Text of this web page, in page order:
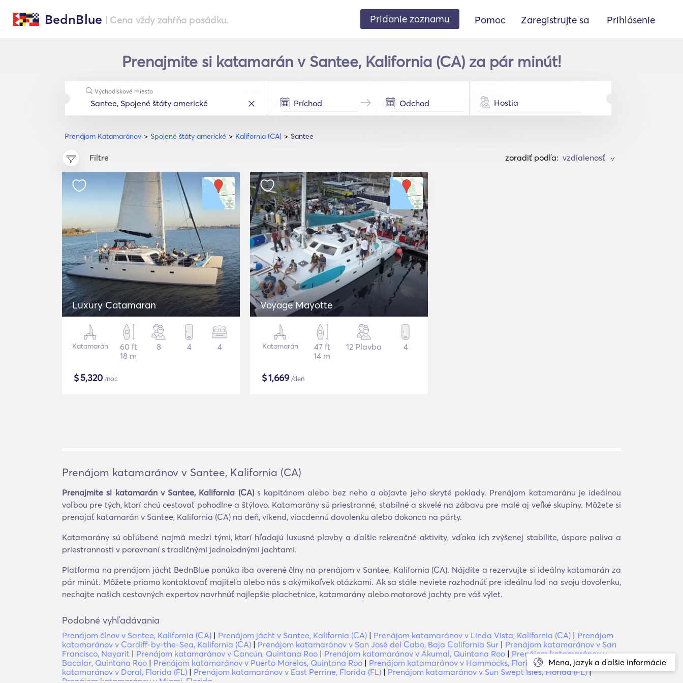
BednBlue | Cena vždy zahŕňa posádku. Pridanie zoznamu Pomoc Zaregistrujte sa Prihlásenie
Prenajmite si katamarán v Santee, Kalifornia (CA) za pár minút!
Prenájom Katamaránov Spojené štáty americké Kalifornia (CA) Santee
Východiskové miesto
Hostia
Filtre zoradiť podľa: >
Luxury Catamaran
Katamarán
60 ft
18 m
8 4 4
$5,320 /noc
Voyage Mayotte
Katamarán
47 ft
14 m
12 Plavba 4
$1,669/deň
Mena, jazyk a ďalšie informácie
Prenájom katamaránov v Santee, Kalifornia (CA)
Prenajmite si katamarán v Santee, Kalifornia (CA)s kapitánom alebo bez neho a objavte jeho skryté poklady. Prenájom katamaránu je ideálnou
voľbou pre tých, ktorí chcú cestovať pohodlne a štýlovo. Katamarány sú priestranné, stabilné a skvelé na zábavu pre malé aj veľké skupiny. Môžete si
prenajať katamarán v Santee, Kalifornia (CA) na deň, víkend, viacdennú dovolenku alebo dokonca na párty.
Katamarány sú obľúbené najmä medzi tými, ktorí hľadajú luxusné plavby a ďalšie rekreačné aktivity, vďaka ich zvýšenej stabilite, úspore paliva a
priestrannosti v porovnaní s tradičnými jednolodnými jachtami.
Platforma na prenájom jácht BednBlue ponúka iba overené člny na prenájom v Santee, Kalifornia (CA). Nájdite a rezervujte si ideálny katamarán za
pár minút. Môžete priamo kontaktovať majiteľa alebo nás s akýmikoľvek otázkami. Ak sa stále neviete rozhodnúť pre ideálnu loď na svoju dovolenku,
nechajte našich cestovných expertov navrhnúť najlepšie plachetnice, katamarány alebo motorové jachty pre váš výlet.
Podobné vyhľadávania
Prenájom člnov v Santee, Kalifornia (CA) | Prenájom jácht v Santee, Kalifornia (CA) | Prenájom katamaránov v Linda Vista, Kalifornia (CA) | Prenájom
katamaránov v Cardiff-by-the-Sea, Kalifornia (CA) | Prenájom katamaránov v San José del Cabo, Baja California Sur | Prenájom katamaránov v San
Francisco, Nayarit | Prenájom katamaránov v Cancún, Quintana Roo | Prenájom katamaránov v Akumal, Quintana Roo | Prenájom katamaránov v
Bacalar, Quintana Roo | Prenájom katamaránov v Puerto Morelos, Quintana Roo | Prenájom katamaránov v Hammocks, Florida (FL)|Prenájom
katamaránov v Doral, Florida (FL) | Prenájom katamaránov v East Perrine, Florida (FL) | Prenájom katamaránov v Sun Swept Isles, Florida (FL)|
Prenájom katamaránov v Miami, Florida